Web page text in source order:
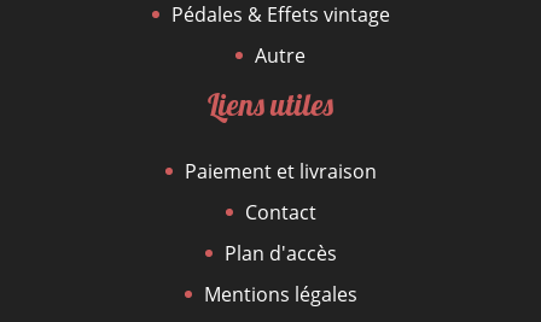
Pédales & Effets vintage
Autre
Liens utiles
Paiement et livraison
Contact
Plan d'accès
Mentions légales